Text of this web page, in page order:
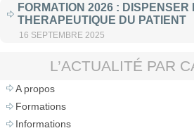
FORMATION 2026 : DISPENSER
THERAPEUTIQUE DU PATIENT
16 SEPTEMBRE 2025
L’ACTUALITÉ PAR
A propos
Formations
Informations